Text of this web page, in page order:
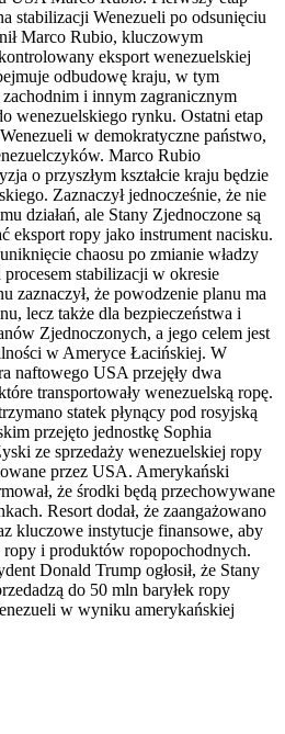
stabilizacji Wenezueli po odsunięciu
Marco Rubio, kluczowym
eksport wenezuelskiej
odbudowę kraju, w tym
i innym zagranicznym
wenezuelskiego rynku. Ostatni etap
w demokratyczne państwo,
Marco Rubio
o przyszłym kształcie kraju będzie
Zaznaczył jednocześnie, że nie
działań, ale Stany Zjednoczone są
eksport ropy jako instrument nacisku.
chaosu po zmianie władzy
stabilizacji w okresie
zaznaczył, że powodzenie planu ma
lecz także dla bezpieczeństwa i
Zjednoczonych, a jego celem jest
w Ameryce Łacińskiej. W
naftowego USA przejęły dwa
transportowały wenezuelską ropę.
statek płynący pod rosyjską
przejęto jednostkę Sophia
ze sprzedaży wenezuelskiej ropy
przez USA. Amerykański
że środki będą przechowywane
Resort dodał, że zaangażowano
kluczowe instytucje finansowe, aby
ropy i produktów ropopochodnych.
Donald Trump ogłosił, że Stany
do 50 mln baryłek ropy
w wyniku amerykańskiej